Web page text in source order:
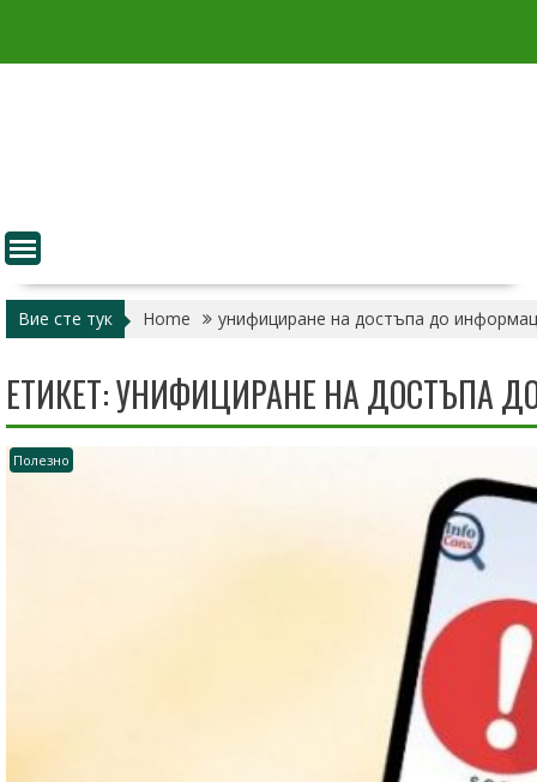
content
Вие сте тук Home унифициране на достъпа до
ЕТИКЕТ:УНИФИЦИРАНЕ НА ДОСТЪПА
Полезно